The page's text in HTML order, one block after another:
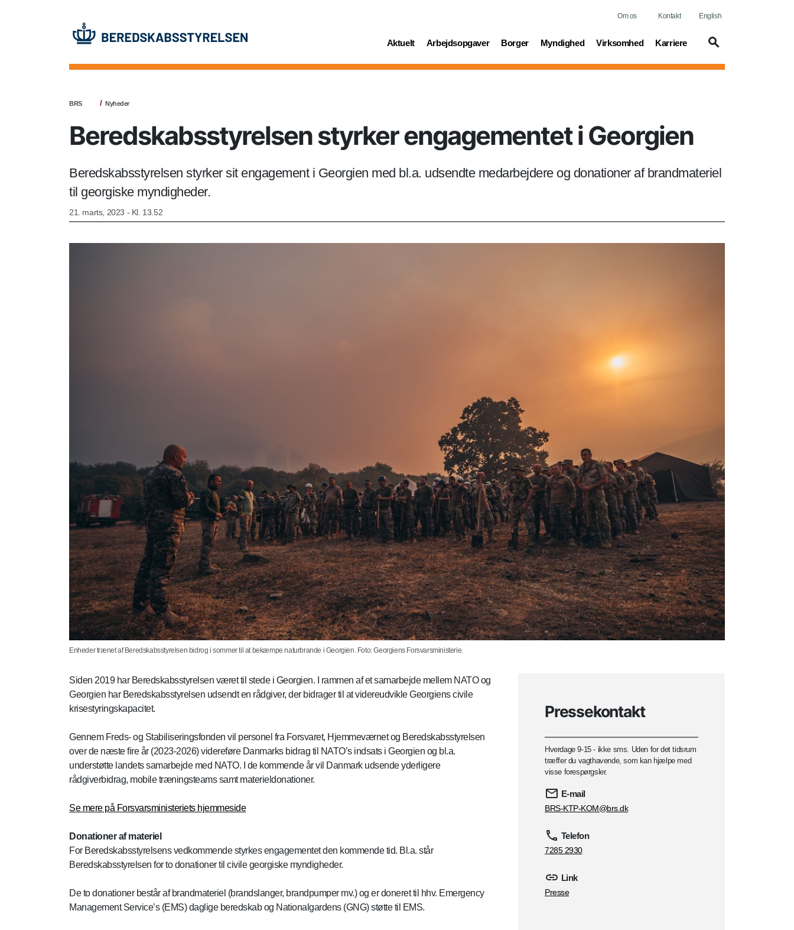
Om os Kontakt English
Aktuelt
(current) Arbejdsopgaver
(current) Borger
(current) Myndighed
(current) Virksomhed
(current) Karriere
(current)
BRS Nyheder
Beredskabsstyrelsen styrker engagementet i Georgien
Beredskabsstyrelsen styrker sit engagement i Georgien med bl.a. udsendte medarbejdere og donationer af brandmateriel
til georgiske myndigheder.
21. marts, 2023 - Kl. 13.52
Enheder trænet af Beredskabsstyrelsen bidrog i sommer til at bekæmpe naturbrande i Georgien. Foto: Georgiens Forsvarsministerie.
Siden 2019 har Beredskabsstyrelsen været til stede i Georgien. I rammen af et samarbejde mellem NATO og
Georgien har Beredskabsstyrelsen udsendt en rådgiver, der bidrager til at videreudvikle Georgiens civile
krisestyringskapacitet.
Gennem Freds- og Stabiliseringsfonden vil personel fra Forsvaret, Hjemmeværnet og Beredskabsstyrelsen
over de næste fire år (2023-2026) videreføre Danmarks bidrag til NATO’s indsats i Georgien og bl.a.
understøtte landets samarbejde med NATO. I de kommende år vil Danmark udsende yderligere
rådgiverbidrag, mobile træningsteams samt materieldonationer.
Se mere på Forsvarsministeriets hjemmeside
Donationer af materiel
For Beredskabsstyrelsens vedkommende styrkes engagementet den kommende tid. Bl.a. står
Beredskabsstyrelsen for to donationer til civile georgiske myndigheder.
De to donationer består af brandmateriel (brandslanger, brandpumper mv.) og er doneret til hhv. Emergency
Management Service’s (EMS) daglige beredskab og Nationalgardens (GNG) støtte til EMS.
Pressekontakt
Hverdage 9-15 - ikke sms. Uden for det tidsrum
træffer du vagthavende, som kan hjælpe med
visse forespørgsler.
E-mail
BRS-KTP-KOM@brs.dk
Telefon
7285 2930
Link
Presse